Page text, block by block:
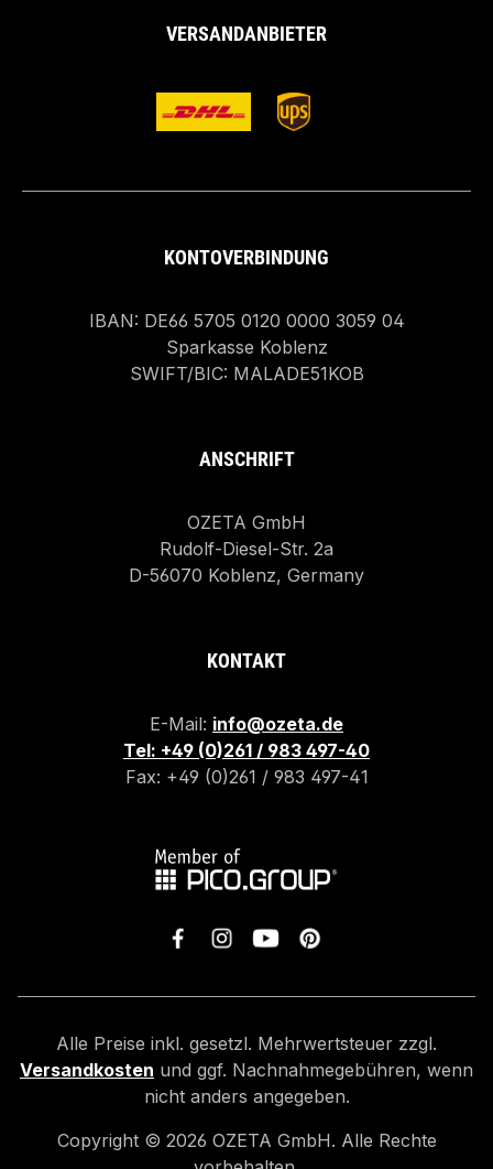
VERSANDANBIETER
KONTOVERBINDUNG
IBAN: DE66 5705 0120 0000 3059 04
Sparkasse Koblenz
SWIFT/BIC: MALADE51KOB
ANSCHRIFT
OZETA GmbH
Rudolf-Diesel-Str. 2a
D-56070 Koblenz, Germany
KONTAKT
E-Mail: info@ozeta.de
Tel: +49 (0)261 / 983 497-40
Fax: +49 (0)261 / 983 497-41
Alle Preise inkl. gesetzl. Mehrwertsteuer zzgl.
Versandkosten und ggf. Nachnahmegebühren, wenn
nicht anders angegeben.
Copyright © 2026 OZETA GmbH. Alle Rechte